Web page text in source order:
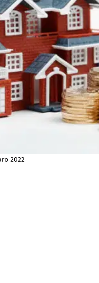
2022